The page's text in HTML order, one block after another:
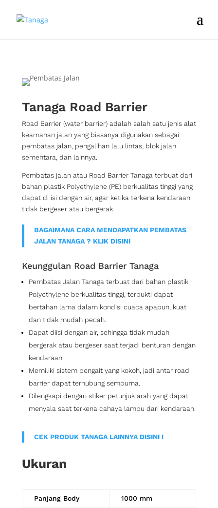
Tanaga Road Barrier
Road Barrier (water barrier) adalah salah satu jenis alat
keamanan jalan yang biasanya digunakan sebagai
pembatas jalan, pengalihan lalu lintas, blok jalan
sementara, dan lainnya.
Pembatas jalan atau Road Barrier Tanaga terbuat dari
bahan plastik Polyethylene (PE) berkualitas tinggi yang
dapat di isi dengan air, agar ketika terkena kendaraan
tidak bergeser atau bergerak.
BAGAIMANA CARA MENDAPATKAN PEMBATAS
JALAN TANAGA ? KLIK DISINI
Keunggulan Road Barrier Tanaga
Pembatas Jalan Tanaga terbuat dari bahan plastik
Polyethylene berkualitas tinggi, terbukti dapat
bertahan lama dalam kondisi cuaca apapun, kuat
dan tidak mudah pecah.
Dapat diisi dengan air, sehingga tidak mudah
bergerak atau bergeser saat terjadi benturan dengan
kendaraan.
Memiliki sistem pengait yang kokoh, jadi antar road
barrier dapat terhubung sempurna.
Dilengkapi dengan stiker petunjuk arah yang dapat
menyala saat terkena cahaya lampu dari kendaraan.
CEK PRODUK TANAGA LAINNYA DISINI !
Ukuran
Panjang Body 1000 mm